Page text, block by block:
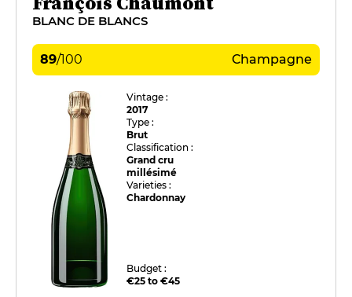
BLANC DE BLANCS
89/100 Champagne
Vintage :
2017
Type :
Brut
Classification :
Grand cru
millésimé
Varieties :
Chardonnay
Budget :
€25 to €45